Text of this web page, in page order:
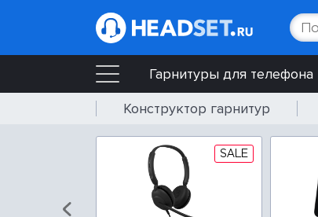
Гарнитуры для телефона
Конструктор гарнитур
SALE